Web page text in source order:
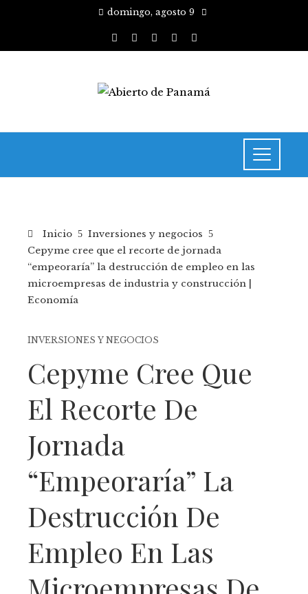
domingo, agosto 9
Inicio
Inversiones y negocios
Cepyme cree que el recorte de jornada
“empeoraría” la destrucción de empleo en las
microempresas de industria y construcción |
Economía
INVERSIONES Y NEGOCIOS
Cepyme Cree Que
El Recorte De
Jornada
“empeoraría” La
Destrucción De
Empleo En Las